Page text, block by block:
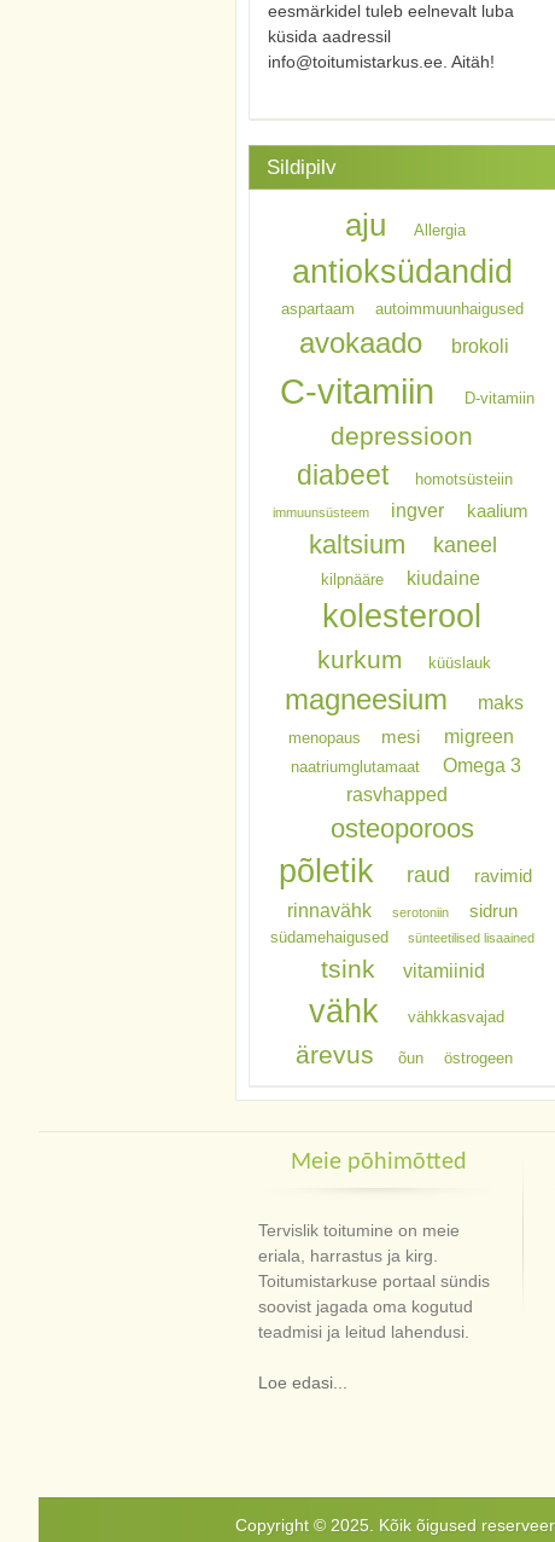
eesmärkidel tuleb eelnevalt luba
küsida aadressil
info@toitumistarkus.ee. Aitäh!
Sildipilv
aju Allergia
antioksüdandid
aspartaam autoimmuunhaigused
avokaado brokoli
C-vitamiin D-vitamiin
depressioon
diabeet homotsüsteiin
immuunsüsteem ingver kaalium
kaltsium kaneel
kilpnääre kiudaine
kolesterool
kurkum küüslauk
magneesium maks
menopaus mesi migreen
naatriumglutamaat
Omega 3
rasvhapped
osteoporoos
põletik raud ravimid
rinnavähk serotoniin sidrun
südamehaigused sünteetilised lisaained
tsink vitamiinid
vähk vähkkasvajad
ärevus õun östrogeen
Meie põhimõtted
Tervislik toitumine on meie
eriala, harrastus ja kirg.
Toitumistarkuse portaal sündis
soovist jagada oma kogutud
teadmisi ja leitud lahendusi.
Loe edasi...
Copyright © 2025. Kõik õigused